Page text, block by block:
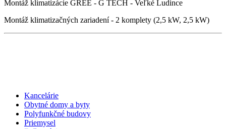
Montáž klimatizácie GREE - G TECH - Veľké Ludince
Montáž klimatizačných zariadení - 2 komplety (2,5 kW, 2,5 kW)
Kancelárie
Obytné domy a byty
Polyfunkčné budovy
Priemysel